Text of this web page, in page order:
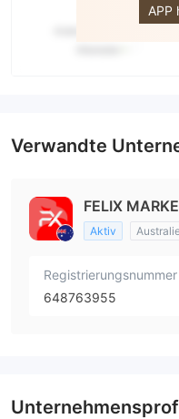
APP
Verwandte
FELIX
Aktiv
Registrierungsnummer
648763955